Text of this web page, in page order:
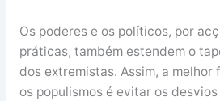
Os poderes e os políticos, por
práticas, também estendem o
dos extremistas. Assim, a
os populismos é evitar os